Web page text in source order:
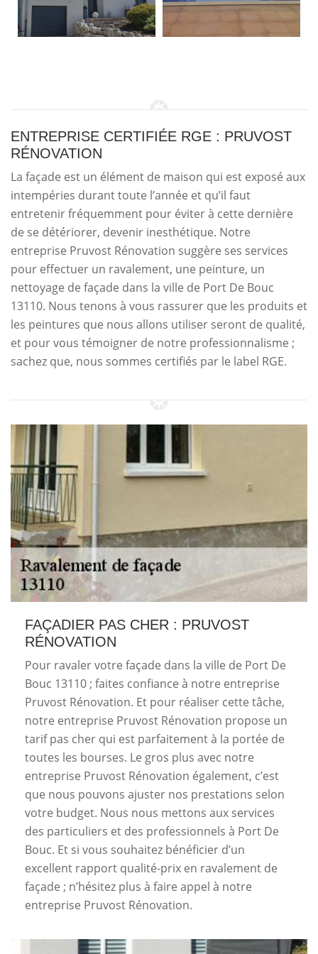
ENTREPRISE CERTIFIÉE RGE : PRUVOST
RÉNOVATION
La façade est un élément de maison qui est exposé aux
intempéries durant toute l’année et qu’il faut
entretenir fréquemment pour éviter à cette dernière
de se détériorer, devenir inesthétique. Notre
entreprise Pruvost Rénovation suggère ses services
pour effectuer un ravalement, une peinture, un
nettoyage de façade dans la ville de Port De Bouc
13110. Nous tenons à vous rassurer que les produits et
les peintures que nous allons utiliser seront de qualité,
et pour vous témoigner de notre professionnalisme ;
sachez que, nous sommes certifiés par le label RGE.
FAÇADIER PAS CHER : PRUVOST
RÉNOVATION
Pour ravaler votre façade dans la ville de Port De
Bouc 13110 ; faites confiance à notre entreprise
Pruvost Rénovation. Et pour réaliser cette tâche,
notre entreprise Pruvost Rénovation propose un
tarif pas cher qui est parfaitement à la portée de
toutes les bourses. Le gros plus avec notre
entreprise Pruvost Rénovation également, c’est
que nous pouvons ajuster nos prestations selon
votre budget. Nous nous mettons aux services
des particuliers et des professionnels à Port De
Bouc. Et si vous souhaitez bénéficier d’un
excellent rapport qualité-prix en ravalement de
façade ; n’hésitez plus à faire appel à notre
entreprise Pruvost Rénovation.